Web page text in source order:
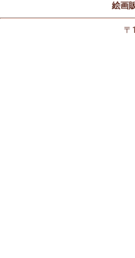
絵画
〒